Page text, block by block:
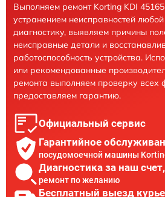
Выполняем ремонт Korting KDI
устранением неисправностей
диагностику, выявляем причины
неисправные детали и
работоспособность устройства.
или рекомендованные
ремонта выполняем проверку всех
предоставляем гарантию.
Официальный сервис
Гарантийное
посудомоечной машины
Диагностика за наш счет,
ремонт по желанию
Бесплатный выезд